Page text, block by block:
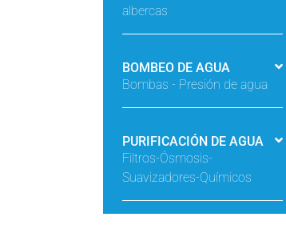
albercas
BOMBEO DE AGUA
Bombas - Presión de agua
PURIFICACIÓN DE AGUA
Filtros-Ósmosis-
Suavizadores-Químicos